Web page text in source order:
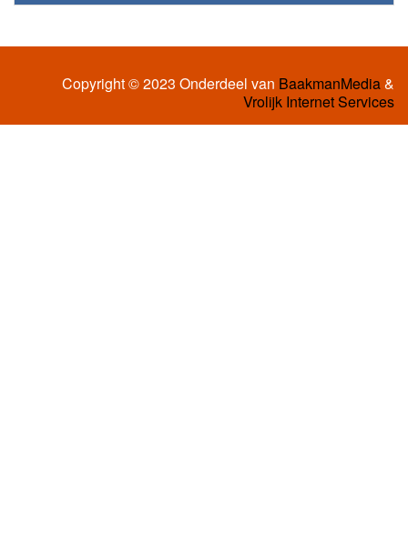
Copyright © 2023 Onderdeel van BaakmanMedia&
Vrolijk Internet Services